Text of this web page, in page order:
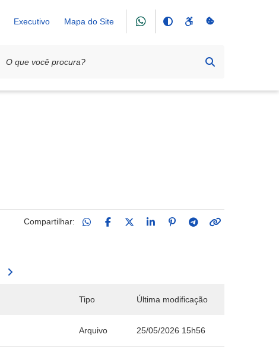
Executivo Mapa do Site
Compartilhar:
Tipo Última modificação
Arquivo 25/05/2026 15h56